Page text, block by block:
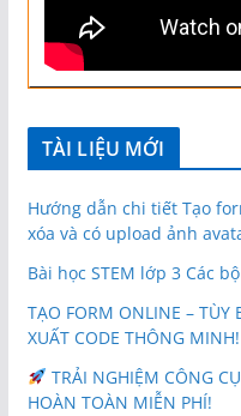
TÀI LIỆU MỚI
Hướng dẫn chi tiết Tạo
xóa và có upload ảnh
Bài học STEM lớp 3 Các
TẠO FORM ONLINE –
XUẤT CODE THÔNG MINH!
TRẢI NGHIỆM CÔNG
HOÀN TOÀN MIỄN PHÍ!